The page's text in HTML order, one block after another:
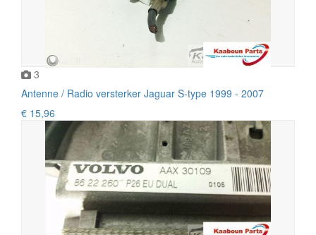
3
Antenne / Radio versterker Jaguar S-type 1999 - 2007
€ 15,96